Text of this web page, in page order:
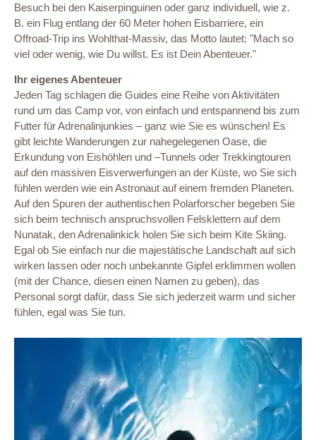
Besuch bei den Kaiserpinguinen oder ganz individuell, wie z.
B. ein Flug entlang der 60 Meter hohen Eisbarriere, ein
Offroad-Trip ins Wohlthat-Massiv, das Motto lautet: "Mach so
viel oder wenig, wie Du willst. Es ist Dein Abenteuer."
Ihr eigenes Abenteuer
Jeden Tag schlagen die Guides eine Reihe von Aktivitäten
rund um das Camp vor, von einfach und entspannend bis zum
Futter für Adrenalinjunkies – ganz wie Sie es wünschen! Es
gibt leichte Wanderungen zur nahegelegenen Oase, die
Erkundung von Eishöhlen und –Tunnels oder Trekkingtouren
auf den massiven Eisverwerfungen an der Küste, wo Sie sich
fühlen werden wie ein Astronaut auf einem fremden Planeten.
Auf den Spuren der authentischen Polarforscher begeben Sie
sich beim technisch anspruchsvollen Felsklettern auf dem
Nunatak, den Adrenalinkick holen Sie sich beim Kite Skiing.
Egal ob Sie einfach nur die majestätische Landschaft auf sich
wirken lassen oder noch unbekannte Gipfel erklimmen wollen
(mit der Chance, diesen einen Namen zu geben), das
Personal sorgt dafür, dass Sie sich jederzeit warm und sicher
fühlen, egal was Sie tun.